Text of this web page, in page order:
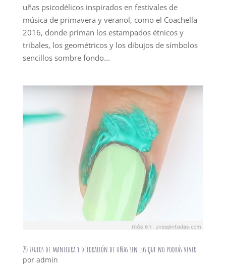
uñas psicodélicos inspirados en festivales de
música de primavera y veranol, como el Coachella
2016, donde priman los estampados étnicos y
tribales, los geométricos y los dibujos de símbolos
sencillos sombre fondo...
20 trucos de manicura y decoración de uñas sin los que no podrás vivir
por admin